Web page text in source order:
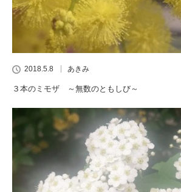
2018.5.8 あきみ
３本のミモザ ～無数のともしび～